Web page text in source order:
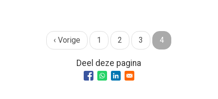
Vorige
pagina
‹ Vorige Pagina
1 Pagina
2 Pagina
3
Huidige
pagina
4
Deel deze pagina